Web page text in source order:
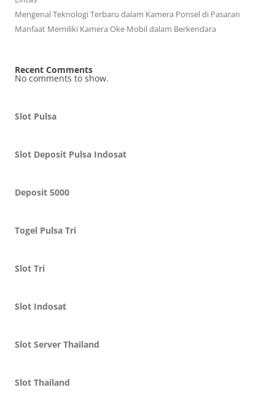
Mengenal Teknologi Terbaru dalam Kamera Ponsel di Pasaran
Manfaat Memiliki Kamera Oke Mobil dalam Berkendara
Recent Comments
No comments to show.
Slot Pulsa
Slot Deposit Pulsa Indosat
Deposit 5000
Togel Pulsa Tri
Slot Tri
Slot Indosat
Slot Server Thailand
Slot Thailand